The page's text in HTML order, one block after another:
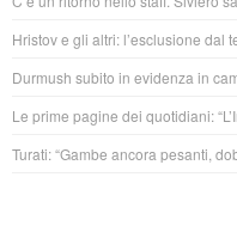
o
o
k
p
p
Hristov e gli altri: l’esclusione dal
Durmush subito in evidenza in
Le prime pagine dei quotidiani:
Turati: “Gambe ancora pesanti,